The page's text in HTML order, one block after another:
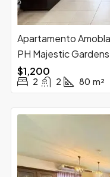
Apartamento
PH Majestic Gardens
$1,200
2 2 80 m²